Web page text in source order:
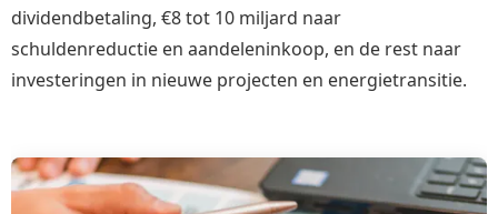
dividendbetaling, €8 tot 10 miljard naar
schuldenreductie en aandeleninkoop, en de rest naar
investeringen in nieuwe projecten en energietransitie.